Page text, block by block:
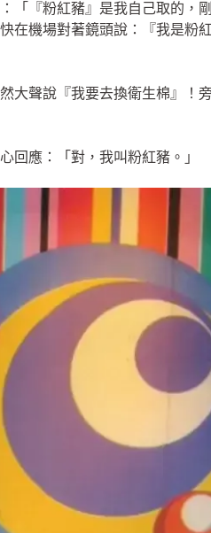
「『粉紅豬』是我自己取的，
在機場對著鏡頭說：『我是粉
大聲說『我要去換衛生棉』！
回應：「對，我叫粉紅豬。」